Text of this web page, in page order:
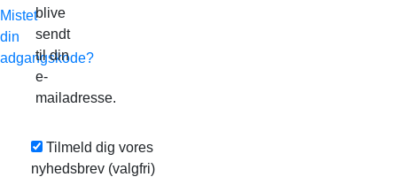
Mistet
din
adgangskode?
blive
sendt
til din
e-
mailadresse.
Tilmeld dig vores
nyhedsbrev (valgfri)